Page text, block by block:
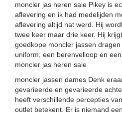
moncler jas heren sale Pikey is
aflevering en ik had medelijden
aflevering altijd nat werd. Hij
twee keer maar drie keer. Hij
goedkope moncler jassen
uniform; een berenvelloop en
moncler jas heren sale
moncler jassen dames Denk
gevarieerde en gevarieerde
heeft verschillende percepties
outlet betekent. Er is niemand